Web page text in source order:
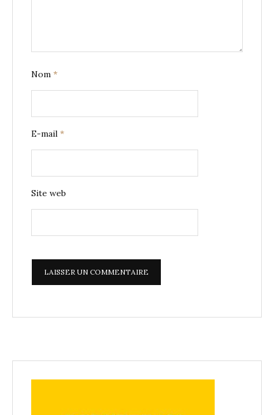
Nom *
E-mail *
Site web